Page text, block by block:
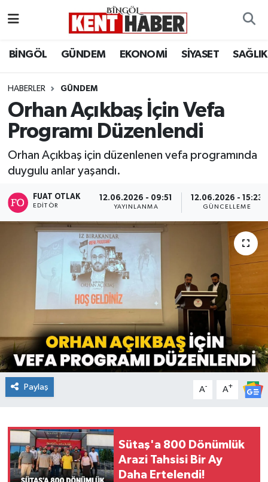
BİNGÖL GÜNDEM EKONOMİ SİYASET SAĞLIK
HABERLER GÜNDEM
Orhan Açıkbaş İçin Vefa
Programı Düzenlendi
Orhan Açıkbaş için düzenlenen vefa programında
duygulu anlar yaşandı.
FUAT OTLAK
EDITÖR
12.06.2026 - 09:51
YAYINLANMA
12.06.2026 - 15:23
GÜNCELLEME
Paylaş A- A+
Sütaş'a 800 Dönümlük
Arazi Tahsisi Bir Ay
Daha Ertelendi!
BİLİM-TEKNOLOJİ
DÜNYA
EĞİTİM
EKONOMİ
GENÇ
GÜNDEM
KARLIOVA
KİĞI
MERKEZ
RESMİ İLANLAR
SAĞLIK
SOLHAN
SPOR
Bingöl Hava Durumu
Bingöl Namaz Vakitleri
Bingöl Trafik Yoğunluk Haritası
Süper Lig Puan Durumu ve Fikstür
Tüm Manşetler
Son Dakika Haberleri
Haber Arşivi